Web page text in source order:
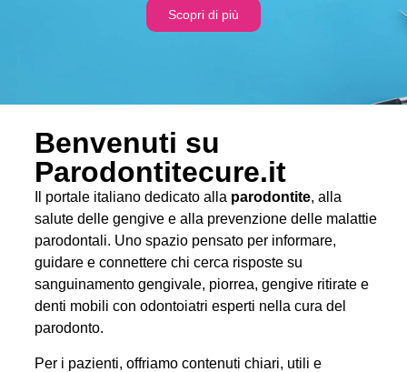
Scopri di più
Benvenuti su
Parodontitecure.it
Il portale italiano dedicato alla parodontite, alla
salute delle gengive e alla prevenzione delle malattie
parodontali. Uno spazio pensato per informare,
guidare e connettere chi cerca risposte su
sanguinamento gengivale, piorrea, gengive ritirate e
denti mobili con odontoiatri esperti nella cura del
parodonto.
Per i pazienti, offriamo contenuti chiari, utili e